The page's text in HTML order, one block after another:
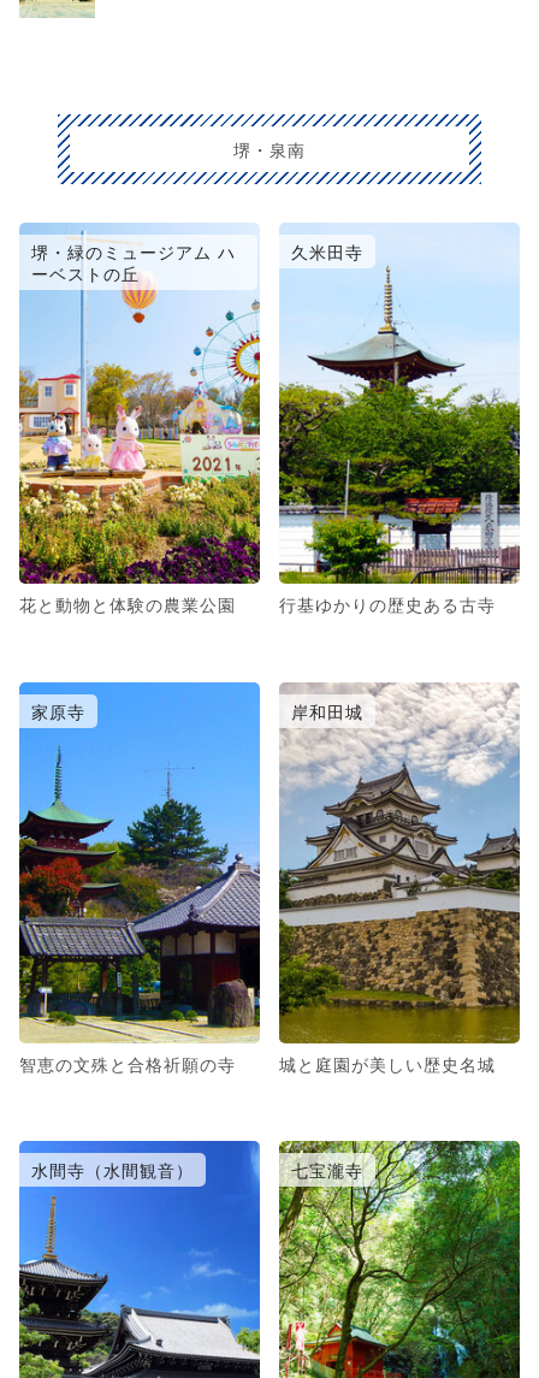
堺・泉南
堺・緑のミュージアム ハ
ーベストの丘
花と動物と体験の農業公園
久米田寺
行基ゆかりの歴史ある古寺
家原寺
智恵の文殊と合格祈願の寺
岸和田城
城と庭園が美しい歴史名城
水間寺（水間観音） 七宝瀧寺